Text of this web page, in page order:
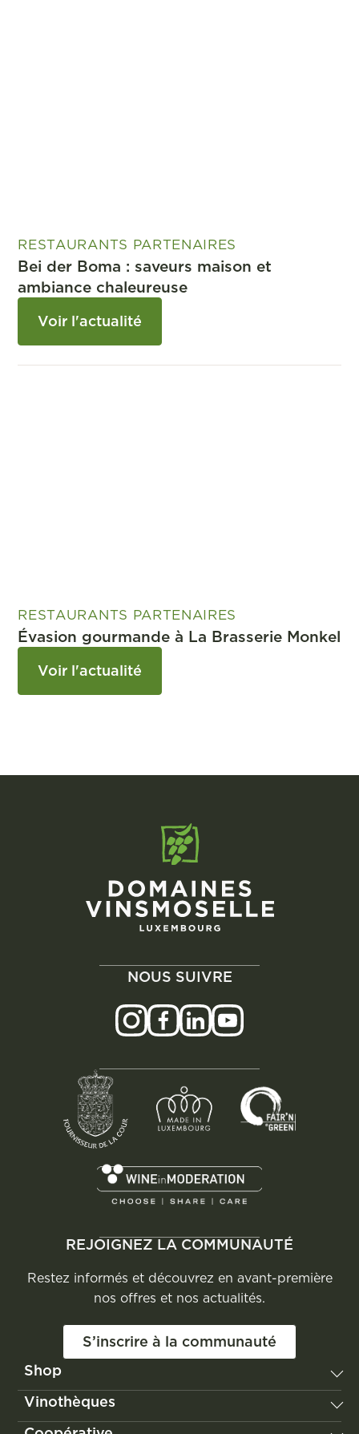
RESTAURANTS PARTENAIRES
Bei der Boma : saveurs maison et
ambiance chaleureuse
Voir l'actualité
RESTAURANTS PARTENAIRES
Évasion gourmande à La Brasserie Monkel
Voir l'actualité
NOUS SUIVRE
REJOIGNEZ LA COMMUNAUTÉ
Restez informés et découvrez en avant-première
nos offres et nos actualités.
S’inscrire à la communauté
Shop
Vignum
Les Vignerons de Domaines Vinsmoselle
Vinothèques